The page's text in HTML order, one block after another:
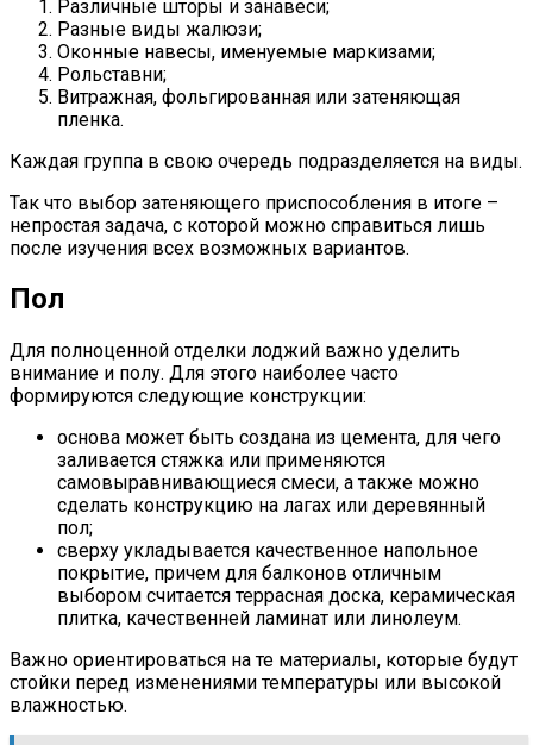
Различные шторы и занавеси;
Разные виды жалюзи;
Оконные навесы, именуемые маркизами;
Рольставни;
Витражная, фольгированная или затеняющая
пленка.
Каждая группа в свою очередь подразделяется на виды.
Так что выбор затеняющего приспособления в итоге –
непростая задача, с которой можно справиться лишь
после изучения всех возможных вариантов.
Пол
Для полноценной отделки лоджий важно уделить
внимание и полу. Для этого наиболее часто
формируются следующие конструкции:
основа может быть создана из цемента, для чего
заливается стяжка или применяются
самовыравнивающиеся смеси, а также можно
сделать конструкцию на лагах или деревянный
пол;
сверху укладывается качественное напольное
покрытие, причем для балконов отличным
выбором считается террасная доска, керамическая
плитка, качественней ламинат или линолеум.
Важно ориентироваться на те материалы, которые будут
стойки перед изменениями температуры или высокой
влажностью.